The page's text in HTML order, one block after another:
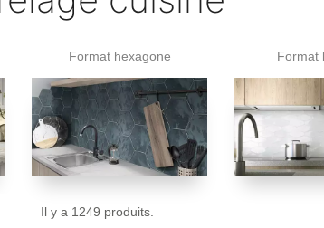
Format hexagone Format
Il y a 1249 produits.